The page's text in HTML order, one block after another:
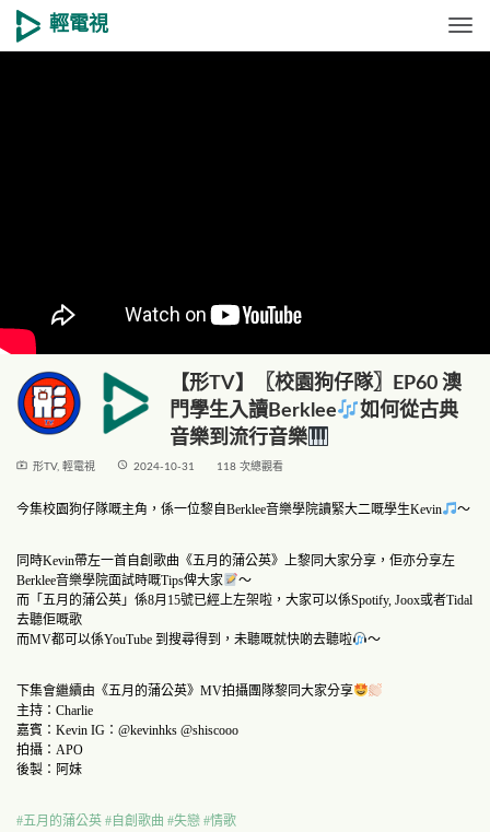
輕電視
【形TV】〖校園狗仔隊〗EP60 澳
門學生入讀Berklee
如何從古典
音樂到流行音樂
live_tv 形TV, 輕電視 access_time 2024-10-31 118 次總觀看
今集校園狗仔隊嘅主角，係一位黎自Berklee音樂學院讀緊大二嘅學生Kevin ～
同時Kevin帶左一首自創歌曲《五月的蒲公英》上黎同大家分享，佢亦分享左
Berklee音樂學院面試時嘅Tips俾大家
～
而「五月的蒲公英」係8月15號已經上左架啦，大家可以係Spotify, Joox或者Tidal
去聽佢嘅歌
而MV都可以係YouTube 到搜尋得到，未聽嘅就快啲去聽啦
～
下集會繼續由《五月的蒲公英》MV拍攝團隊黎同大家分享
主持：Charlie
嘉賓：Kevin IG：@kevinhks @shiscooo
拍攝：APO
後製：阿妹
#五月的蒲公英 #自創歌曲 #失戀 #情歌